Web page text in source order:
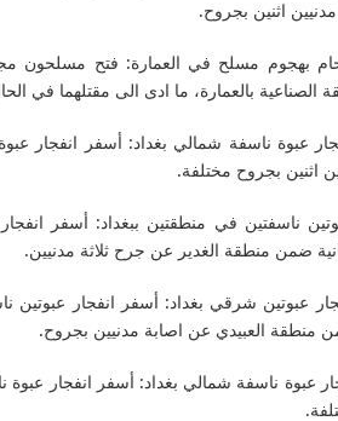
اثنين بجروح.
بهجوم مسلح في العمارة: فتح مسلحون
بالعمارة، ما ادى الى مقتلهما في
عبوة ناسفة شمالي بغداد: أسفر
اثنين بجروح مختلفة.
ناسفتين في منطقتين ببغداد: أسفر
ضمن منطقة الغدير عن جرح ثلاثة مدنيين.
عبوتين شرقي بغداد: أسفر انفجار عبوتين
منطقة العبيدي عن اصابة مدنيين بجروح.
عبوة ناسفة شمالي بغداد: أسفر انفجار